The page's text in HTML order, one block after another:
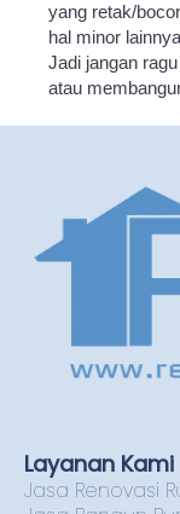
yang retak/
hal minor
Jadi jangan
atau
Layanan Kami
Jasa Renovasi